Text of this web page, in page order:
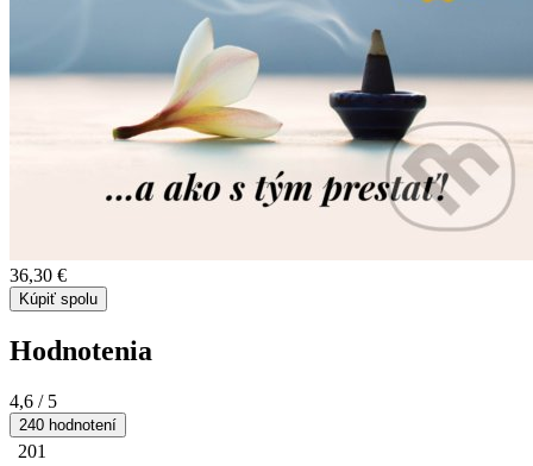
36,30 €
Kúpiť spolu
Hodnotenia
4,6 / 5
240 hodnotení
201